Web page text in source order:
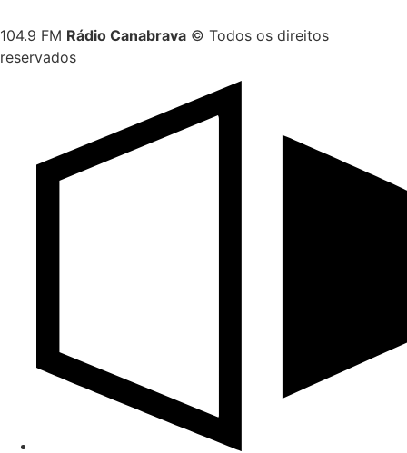
104.9 FM Rádio Canabrava © Todos os direitos
reservados